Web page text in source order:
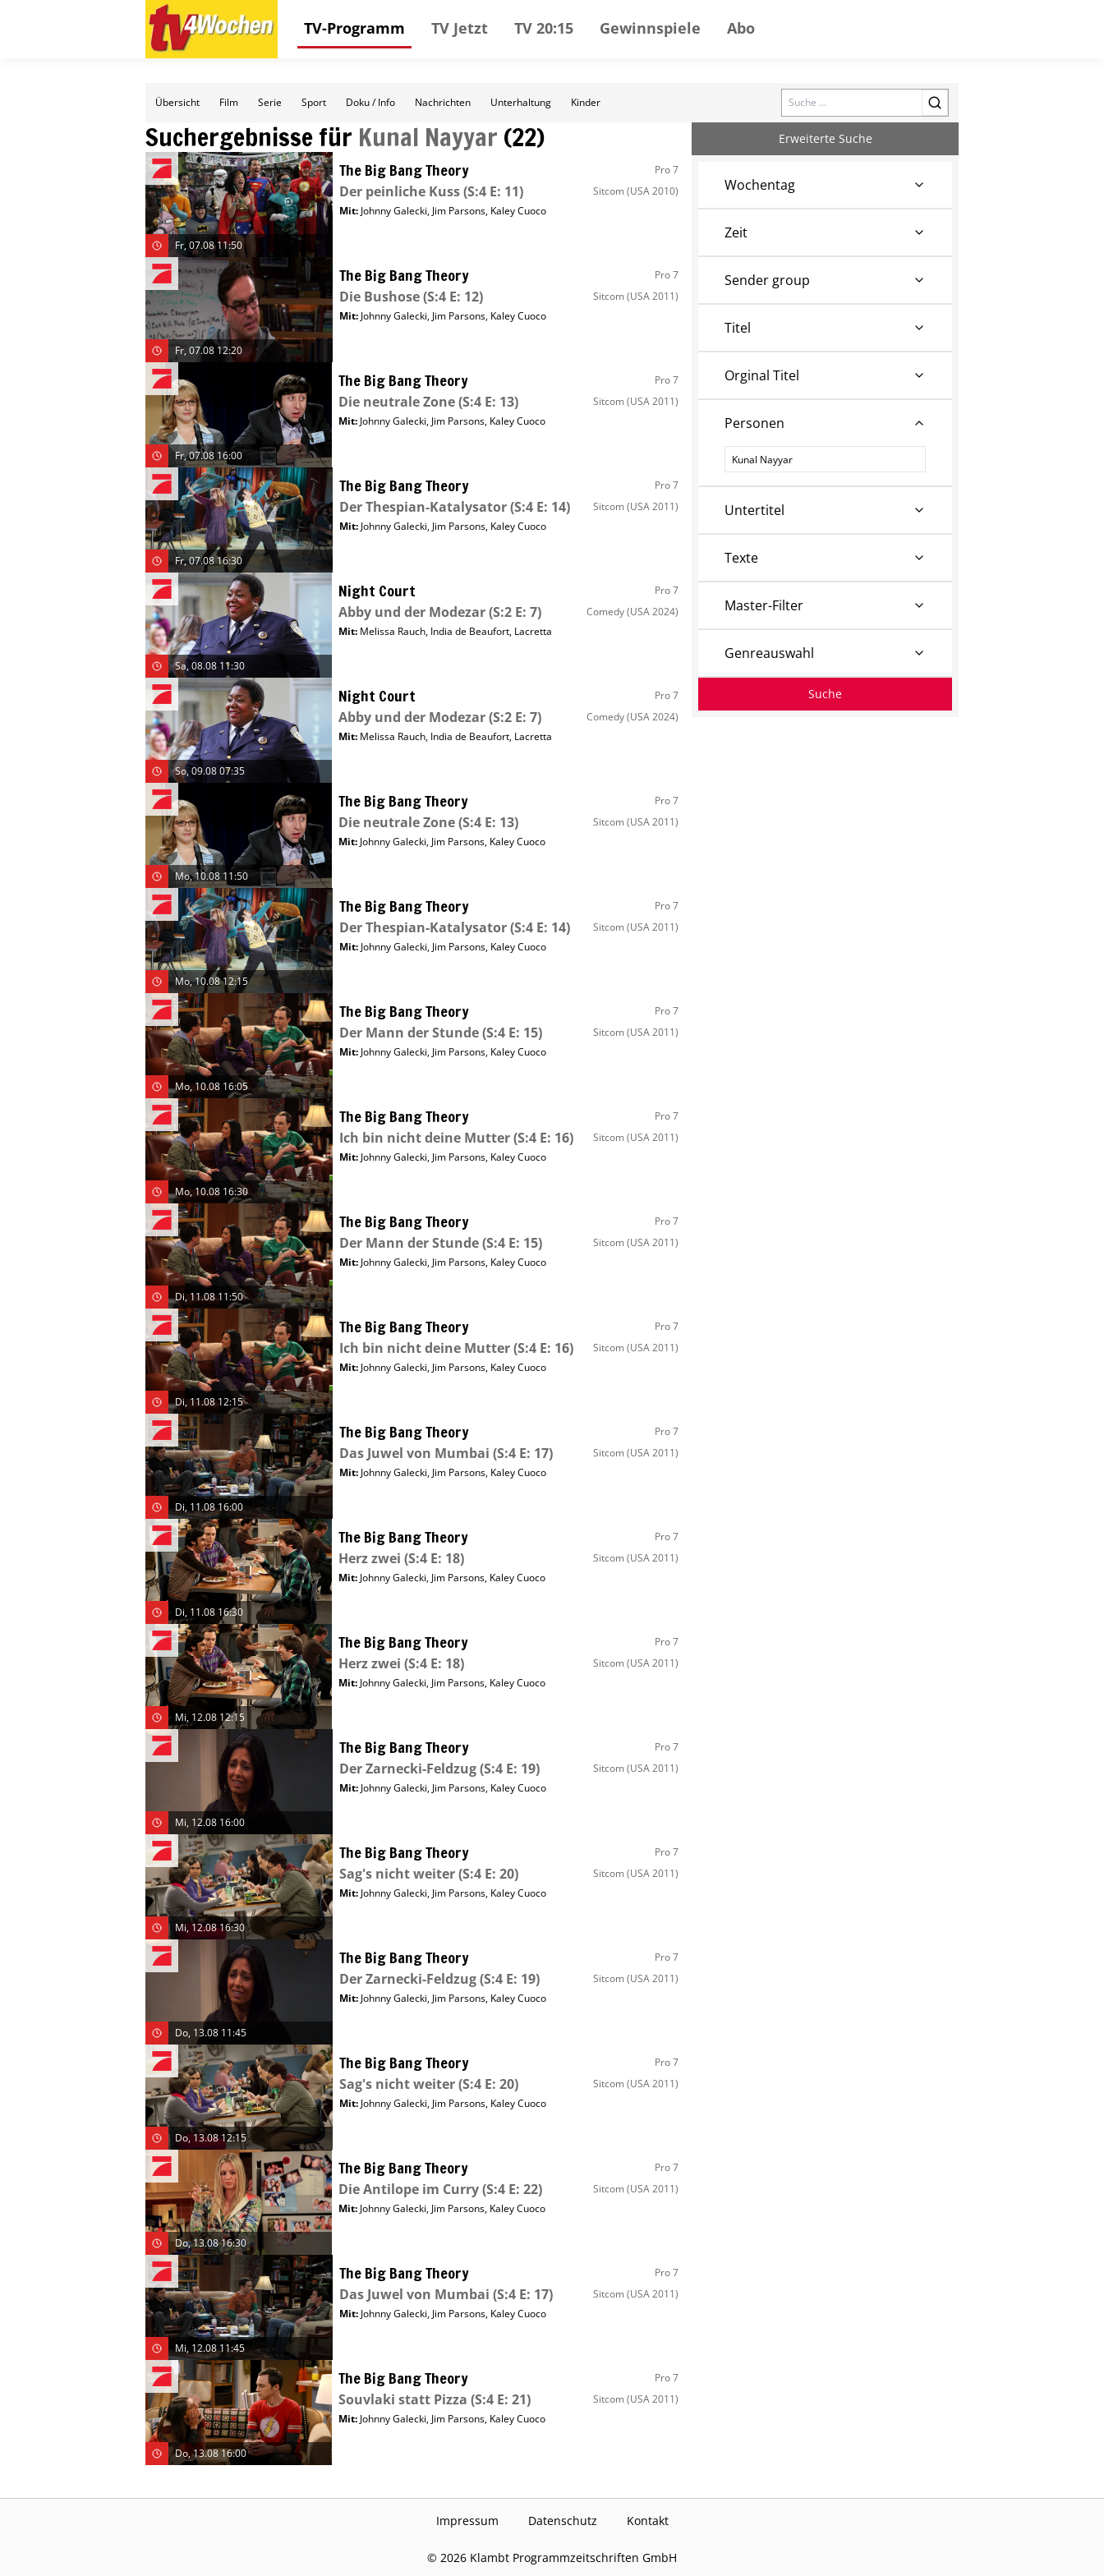
TV-Programm TV Jetzt TV 20:15 Gewinnspiele Abo
Übersicht Film Serie Sport Doku / Info Nachrichten Unterhaltung Kinder Search
Suchergebnisse für Kunal Nayyar (22)
Fr, 07.08 11:50
The Big Bang Theory Pro 7
Der peinliche Kuss(S:4 E: 11) Sitcom (USA 2010)
Mit: Johnny Galecki, Jim Parsons, Kaley Cuoco
Fr, 07.08 12:20
The Big Bang Theory Pro 7
Die Bushose(S:4 E: 12) Sitcom (USA 2011)
Mit: Johnny Galecki, Jim Parsons, Kaley Cuoco
Fr, 07.08 16:00
The Big Bang Theory Pro 7
Die neutrale Zone(S:4 E: 13) Sitcom (USA 2011)
Mit: Johnny Galecki, Jim Parsons, Kaley Cuoco
Fr, 07.08 16:30
The Big Bang Theory Pro 7
Der Thespian-Katalysator(S:4 E: 14) Sitcom (USA 2011)
Mit: Johnny Galecki, Jim Parsons, Kaley Cuoco
Sa, 08.08 11:30
Night Court Pro 7
Abby und der Modezar(S:2 E: 7) Comedy(USA 2024)
Mit: Melissa Rauch, India de Beaufort, Lacretta
So, 09.08 07:35
Night Court Pro 7
Abby und der Modezar(S:2 E: 7) Comedy(USA 2024)
Mit: Melissa Rauch, India de Beaufort, Lacretta
Mo, 10.08 11:50
The Big Bang Theory Pro 7
Die neutrale Zone(S:4 E: 13) Sitcom (USA 2011)
Mit: Johnny Galecki, Jim Parsons, Kaley Cuoco
Mo, 10.08 12:15
The Big Bang Theory Pro 7
Der Thespian-Katalysator(S:4 E: 14) Sitcom (USA 2011)
Mit: Johnny Galecki, Jim Parsons, Kaley Cuoco
Mo, 10.08 16:05
The Big Bang Theory Pro 7
Der Mann der Stunde(S:4 E: 15) Sitcom (USA 2011)
Mit: Johnny Galecki, Jim Parsons, Kaley Cuoco
Mo, 10.08 16:30
The Big Bang Theory Pro 7
Ich bin nicht deine Mutter(S:4 E: 16) Sitcom (USA 2011)
Mit: Johnny Galecki, Jim Parsons, Kaley Cuoco
Di, 11.08 11:50
The Big Bang Theory Pro 7
Der Mann der Stunde(S:4 E: 15) Sitcom (USA 2011)
Mit: Johnny Galecki, Jim Parsons, Kaley Cuoco
Di, 11.08 12:15
The Big Bang Theory Pro 7
Ich bin nicht deine Mutter(S:4 E: 16) Sitcom (USA 2011)
Mit: Johnny Galecki, Jim Parsons, Kaley Cuoco
Di, 11.08 16:00
The Big Bang Theory Pro 7
Das Juwel von Mumbai (S:4 E: 17) Sitcom (USA 2011)
Mit: Johnny Galecki, Jim Parsons, Kaley Cuoco
Di, 11.08 16:30
The Big Bang Theory Pro 7
Herz zwei (S:4 E: 18) Sitcom (USA 2011)
Mit: Johnny Galecki, Jim Parsons, Kaley Cuoco
Mi, 12.08 12:15
The Big Bang Theory Pro 7
Herz zwei (S:4 E: 18) Sitcom (USA 2011)
Mit: Johnny Galecki, Jim Parsons, Kaley Cuoco
Mi, 12.08 16:00
The Big Bang Theory Pro 7
Der Zarnecki-Feldzug(S:4 E: 19) Sitcom (USA 2011)
Mit: Johnny Galecki, Jim Parsons, Kaley Cuoco
Mi, 12.08 16:30
The Big Bang Theory Pro 7
Sag's nicht weiter(S:4 E: 20) Sitcom (USA 2011)
Mit: Johnny Galecki, Jim Parsons, Kaley Cuoco
Do, 13.08 11:45
The Big Bang Theory Pro 7
Der Zarnecki-Feldzug(S:4 E: 19) Sitcom (USA 2011)
Mit: Johnny Galecki, Jim Parsons, Kaley Cuoco
Do, 13.08 12:15
The Big Bang Theory Pro 7
Sag's nicht weiter(S:4 E: 20) Sitcom (USA 2011)
Mit: Johnny Galecki, Jim Parsons, Kaley Cuoco
Do, 13.08 16:30
The Big Bang Theory Pro 7
Die Antilope im Curry(S:4 E: 22) Sitcom (USA 2011)
Mit: Johnny Galecki, Jim Parsons, Kaley Cuoco
Mi, 12.08 11:45
The Big Bang Theory Pro 7
Das Juwel von Mumbai (S:4 E: 17) Sitcom (USA 2011)
Mit: Johnny Galecki, Jim Parsons, Kaley Cuoco
Do, 13.08 16:00
The Big Bang Theory Pro 7
Souvlaki statt Pizza (S:4 E: 21) Sitcom (USA 2011)
Mit: Johnny Galecki, Jim Parsons, Kaley Cuoco
Erweiterte Suche
Wochentag
Zeit
Sender group
Titel
Orginal Titel
Personen
Personen
Untertitel
Texte
Master-Filter
Genreauswahl
Suche
Impressum Datenschutz Kontakt
© 2026 Klambt Programmzeitschriften GmbH